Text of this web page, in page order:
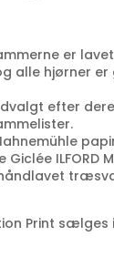
er
alle hjørner
efter
ILFORD
Print sælges